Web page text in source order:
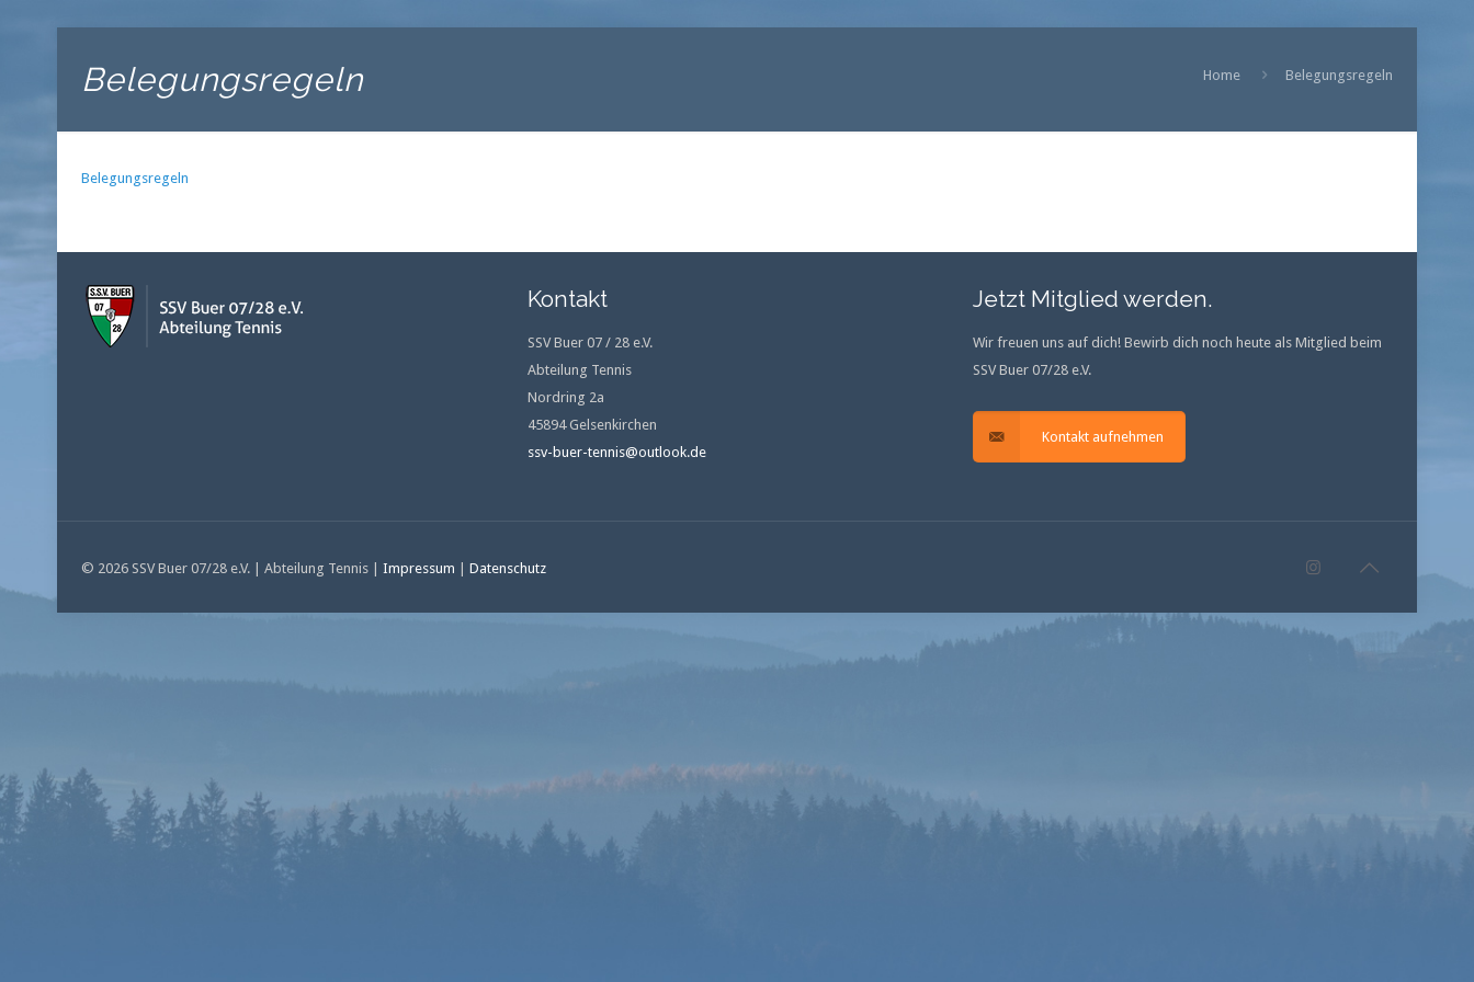
Belegungsregeln Home Belegungsregeln
Belegungsregeln
Kontakt
SSV Buer 07 / 28 e.V.
Abteilung Tennis
Nordring 2a
45894 Gelsenkirchen
ssv-buer-tennis@outlook.de
Jetzt Mitglied werden.
Wir freuen uns auf dich! Bewirb dich noch heute als Mitglied beim
SSV Buer 07/28 e.V.
Kontakt aufnehmen
© 2026 SSV Buer 07/28 e.V. | Abteilung Tennis |Impressum |Datenschutz